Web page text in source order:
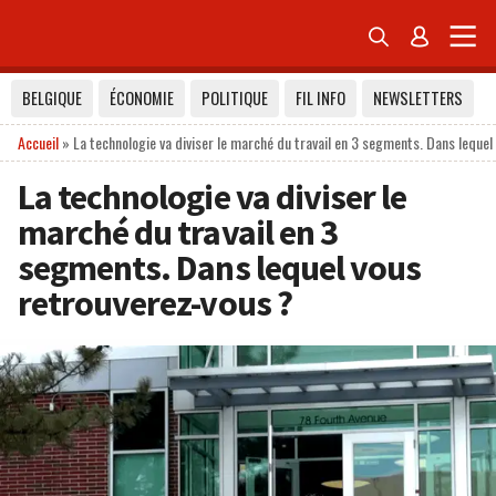
 
BELGIQUE ÉCONOMIE POLITIQUE FIL INFO
NEWSLETTERS
Accueil» La technologie va diviser le marché du travail en 3 segments. Dans
La technologie va diviser le
marché du travail en 3
segments. Dans lequel vous
retrouverez-vous ?